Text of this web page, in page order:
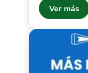
Ver más